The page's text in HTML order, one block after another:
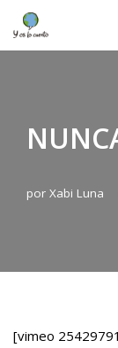
Saltar
por Xabi Luna
[vimeo